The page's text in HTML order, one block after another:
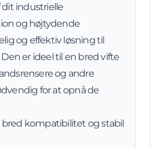
dit industrielle
og højtydende
og effektiv løsning til
er ideel til en bred vifte
og andre
for at opnå de
kompatibilitet og stabil